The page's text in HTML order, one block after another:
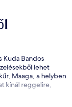
Kuda Bandos
lehet
Maaga, a helyben
kínál reggelire,